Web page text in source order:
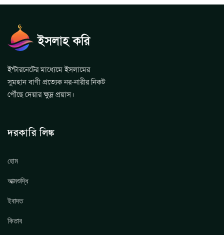
ইন্টারনেটের মাধ্যেমে ইসলামের
সুমহান বাণী প্রত্যেক নর-নারীর নিকট
পৌঁছে দেয়ার ক্ষুদ্র প্রয়াস।
দরকারি লিঙ্ক
হোম
আত্মশুদ্ধি
ইবাদত
কিতাব